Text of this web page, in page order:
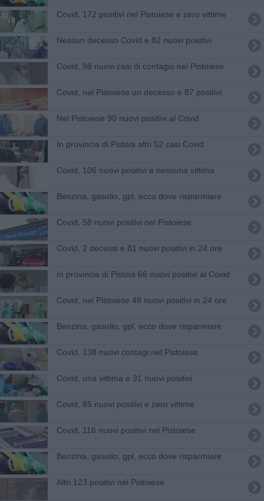
Covid, 172 positivi nel Pistoiese e zero vittime
Nessun decesso Covid e 82 nuovi positivi
Covid, 98 nuovi casi di contagio nel Pistoiese
Covid, nel Pistoiese un decesso e 87 positivi
Nel Pistoiese 90 nuovi positivi al Covid
In provincia di Pistoia altri 52 casi Covid
Covid, 106 nuovi positivi e nessuna vittima
​Benzina, gasolio, gpl, ecco dove risparmiare
Covid, 58 nuovi positivi nel Pistoiese
Covid, 2 decessi e 81 nuovi positivi in 24 ore
In provincia di Pistoia 66 nuovi positivi al Covid
Covid, nel Pistoiese 48 nuovi positivi in 24 ore
​Benzina, gasolio, gpl, ecco dove risparmiare
Covid, 138 nuovi contagi nel Pistoiese
Covid, una vittima e 31 nuovi positivi
Covid, 85 nuovi positivi e zero vittime
Covid, 116 nuovi positivi nel Pistoiese
​Benzina, gasolio, gpl, ecco dove risparmiare
Altri 123 positivi nel Pistoiese